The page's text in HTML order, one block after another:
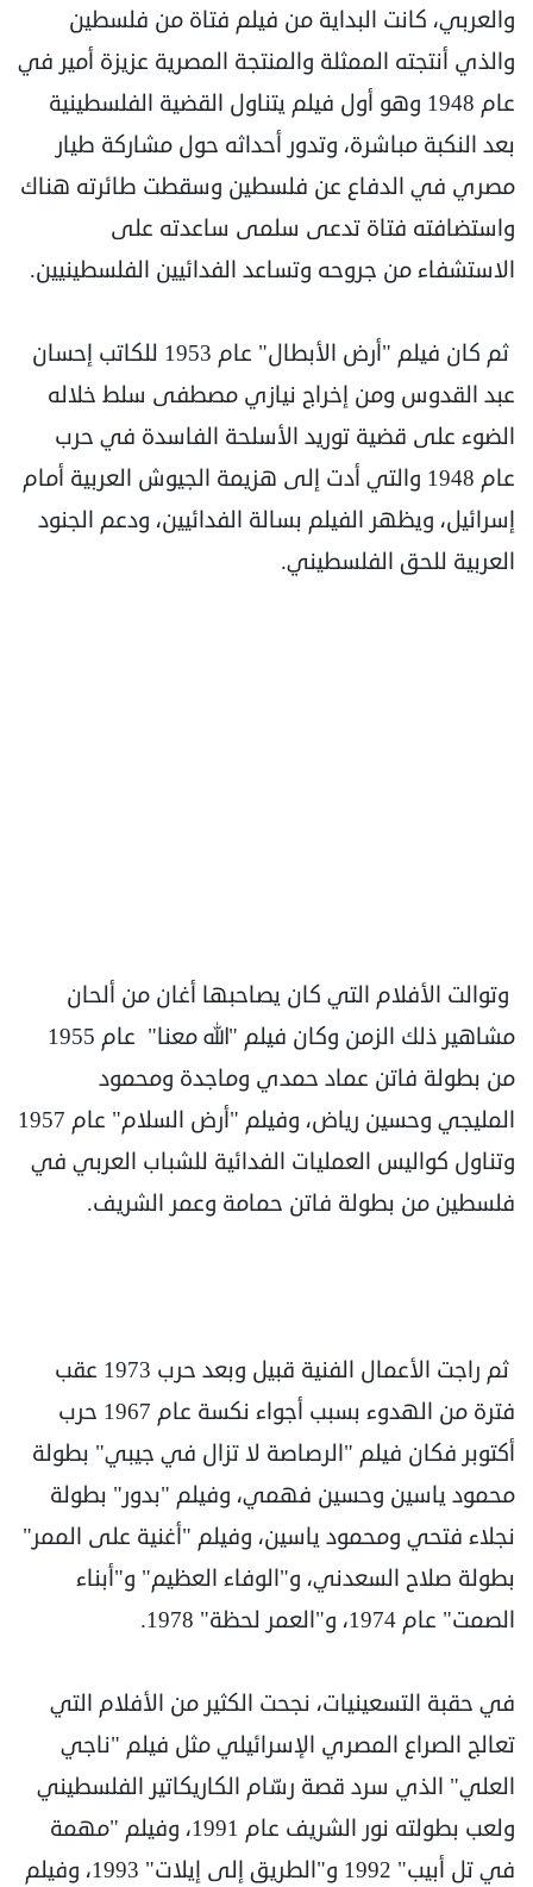
والعربي، كانت البداية من فيلم فتاة من فلسطين
والذي أنتجته الممثلة والمنتجة المصرية عزيزة أمير في
عام 1948 وهو أول فيلم يتناول القضية الفلسطينية
بعد النكبة مباشرة، وتدور أحداثه حول مشاركة طيار
مصري في الدفاع عن فلسطين وسقطت طائرته هناك
واستضافته فتاة تدعى سلمى ساعدته على
الاستشفاء من جروحه وتساعد الفدائيين الفلسطينيين.
ثم كان فيلم "أرض الأبطال" عام 1953 للكاتب إحسان
عبد القدوس ومن إخراج نيازي مصطفى سلط خلاله
الضوء على قضية توريد الأسلحة الفاسدة في حرب
عام 1948 والتي أدت إلى هزيمة الجيوش العربية أمام
إسرائيل، ويظهر الفيلم بسالة الفدائيين، ودعم الجنود
العربية للحق الفلسطيني.
وتوالت الأفلام التي كان يصاحبها أغان من ألحان
مشاهير ذلك الزمن وكان فيلم "الله معنا" عام 1955
من بطولة فاتن عماد حمدي وماجدة ومحمود
المليجي وحسين رياض، وفيلم "أرض السلام" عام 1957
وتناول كواليس العمليات الفدائية للشباب العربي في
فلسطين من بطولة فاتن حمامة وعمر الشريف.
ثم راجت الأعمال الفنية قبيل وبعد حرب 1973 عقب
فترة من الهدوء بسبب أجواء نكسة عام 1967 حرب
أكتوبر فكان فيلم "الرصاصة لا تزال في جيبي" بطولة
محمود ياسين وحسين فهمي، وفيلم "بدور" بطولة
نجلاء فتحي ومحمود ياسين، وفيلم "أغنية على الممر"
بطولة صلاح السعدني، و"الوفاء العظيم" و"أبناء
الصمت" عام 1974، و"العمر لحظة" 1978.
في حقبة التسعينيات، نجحت الكثير من الأفلام التي
تعالج الصراع المصري الإسرائيلي مثل فيلم "ناجي
العلي" الذي سرد قصة رسّام الكاريكاتير الفلسطيني
ولعب بطولته نور الشريف عام 1991، وفيلم "مهمة
في تل أبيب" 1992 و"الطريق إلى إيلات" 1993، وفيلم